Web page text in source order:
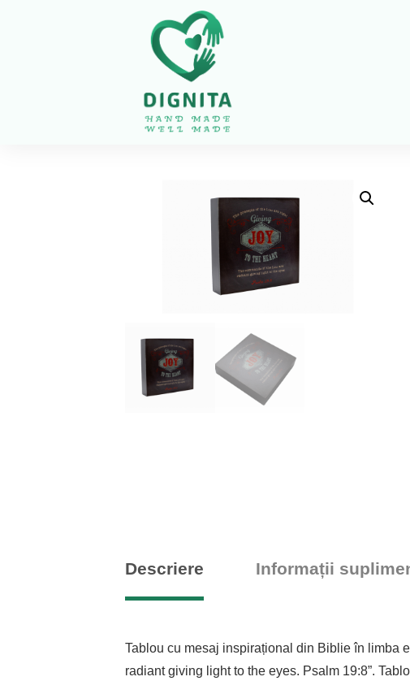
Descriere Informații
Tablou cu mesaj inspirațional din Biblie în limba
radiant giving light to the eyes. Psalm 19:8”.